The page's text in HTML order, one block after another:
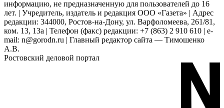
информацию, не предназначенную для пользователей до 16
лет. | Учредитель, издатель и редакция ООО «Газета» | Адрес
редакции: 344000, Ростов-на-Дону, ул. Варфоломеева, 261/81,
ком. 13, 13а | Телефон (факс) редакции: +7 (863) 2 910 610 | e-
mail: n@gorodn.ru | Главный редактор сайта — Тимошенко
А.В.
Ростовский деловой портал